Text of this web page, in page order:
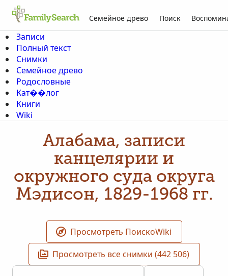
Семейное древо Поиск
Записи
Полный текст
Снимки
Семейное древо
Родословные
Кат��лог
Книги
Wiki
Алабама, записи
канцелярии и
окружного суда округа
Мэдисон, 1829-1968 гг.
Просмотреть ПоискоWiki
Просмотреть все снимки (442 506)